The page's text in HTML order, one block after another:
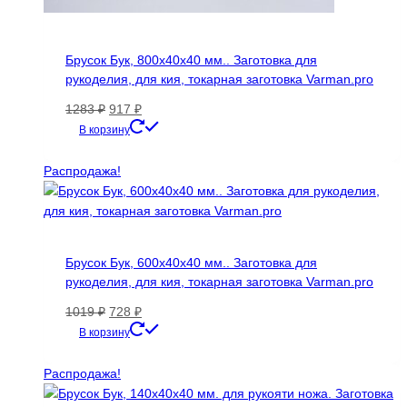
Брусок Бук, 800х40х40 мм.. Заготовка для
рукоделия, для кия, токарная заготовка Varman.pro
1283₽ Первоначальная
цена
1283 ₽.
917 ₽Текущая
цена:
В корзину
Распродажа!
Брусок Бук, 600х40х40 мм.. Заготовка для
рукоделия, для кия, токарная заготовка Varman.pro
1019₽ Первоначальная
цена
1019 ₽.
728 ₽Текущая
цена:
В корзину
Распродажа!